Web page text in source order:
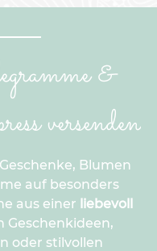
und
&
versenden
Blumen
auf besonders
aus einer liebevoll
Geschenkideen,
oder stilvollen